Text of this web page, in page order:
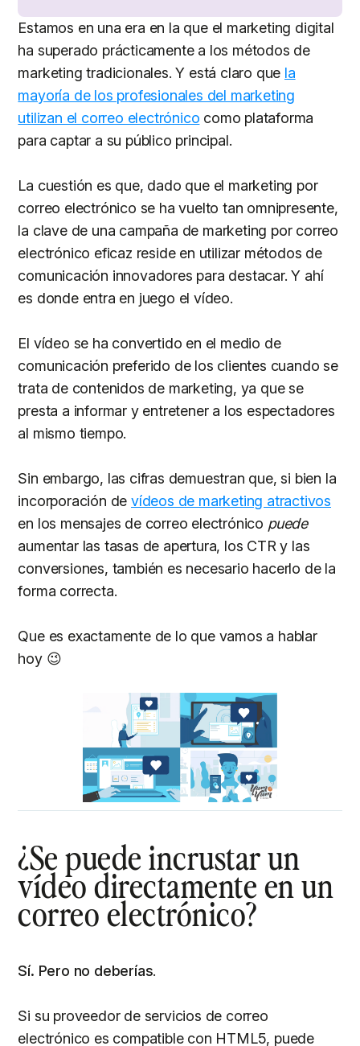
Estamos en una era en la que el marketing digital
ha superado prácticamente a los métodos de
marketing tradicionales. Y está claro que la
mayoría de los profesionales del marketing
utilizan el correo electrónico como plataforma
para captar a su público principal.
La cuestión es que, dado que el marketing por
correo electrónico se ha vuelto tan omnipresente,
la clave de una campaña de marketing por correo
electrónico eficaz reside en utilizar métodos de
comunicación innovadores para destacar. Y ahí
es donde entra en juego el vídeo.
El vídeo se ha convertido en el medio de
comunicación preferido de los clientes cuando se
trata de contenidos de marketing, ya que se
presta a informar y entretener a los espectadores
al mismo tiempo.
Sin embargo, las cifras demuestran que, si bien la
incorporación de vídeos de marketing atractivos
en los mensajes de correo electrónico puede
aumentar las tasas de apertura, los CTR y las
conversiones, también es necesario hacerlo de la
forma correcta.
Que es exactamente de lo que vamos a hablar
hoy 😉
¿Se puede incrustar un
vídeo directamente en un
correo electrónico?
Sí. Pero no deberías.
Si su proveedor de servicios de correo
electrónico es compatible con HTML5, puede